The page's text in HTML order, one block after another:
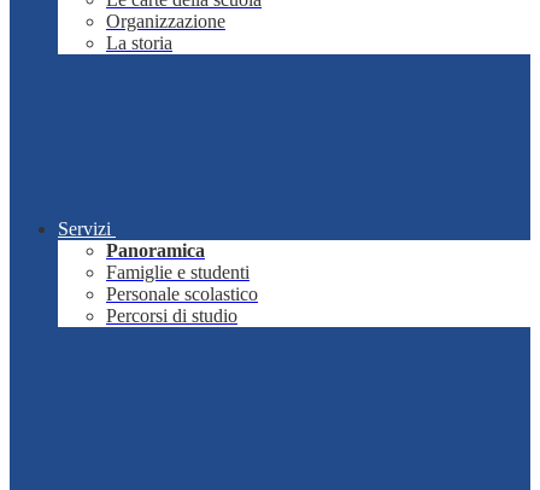
Organizzazione
La storia
Servizi
Panoramica
Famiglie e studenti
Personale scolastico
Percorsi di studio